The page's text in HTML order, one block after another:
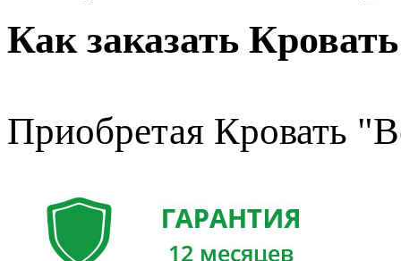
Как заказать
Приобретая Кровать